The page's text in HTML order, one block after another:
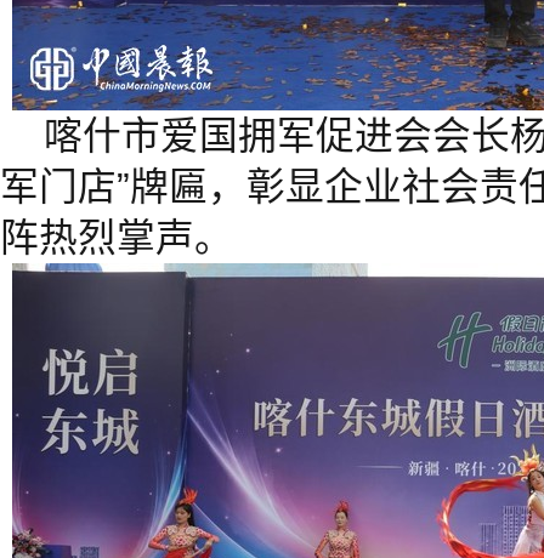
喀什市爱国拥军促进会会长
军门店”牌匾，彰显企业社会责
阵热烈掌声。